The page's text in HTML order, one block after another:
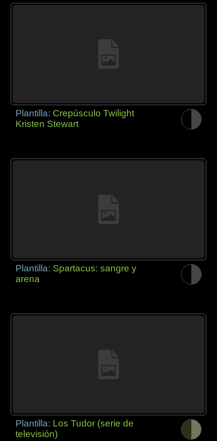
Plantilla: Crepúsculo Twilight
Kristen Stewart
Plantilla: Spartacus: sangre y
arena
Plantilla: Los Tudor (serie de
televisión)